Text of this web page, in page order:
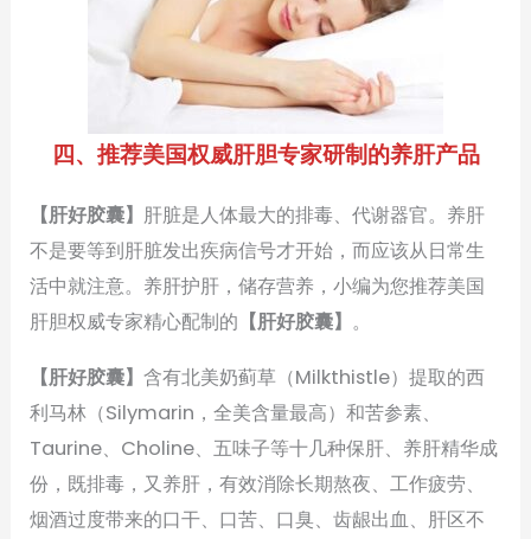
四、推荐美国权威肝胆专家研制的养肝产品
【肝好胶囊】 肝脏是人体最大的排毒、代谢器官。养肝
不是要等到肝脏发出疾病信号才开始，而应该从日常生
活中就注意。养肝护肝，储存营养，小编为您推荐美国
肝胆权威专家精心配制的 【肝好胶囊】 。
【肝好胶囊】含有北美奶蓟草（Milkthistle）提取的西
利马林（Silymarin，全美含量最高）和苦参素、
Taurine、Choline、五味子等十几种保肝、养肝精华成
份，既排毒，又养肝，有效消除长期熬夜、工作疲劳、
烟酒过度带来的口干、口苦、口臭、齿龈出血、肝区不